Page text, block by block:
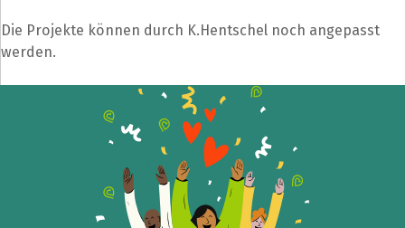
Die Projekte können durch K.Hentschel noch angepasst
werden.